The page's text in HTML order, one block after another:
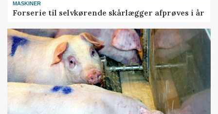
MASKINER
Forserie til selvkørende skårlægger afprøves i år